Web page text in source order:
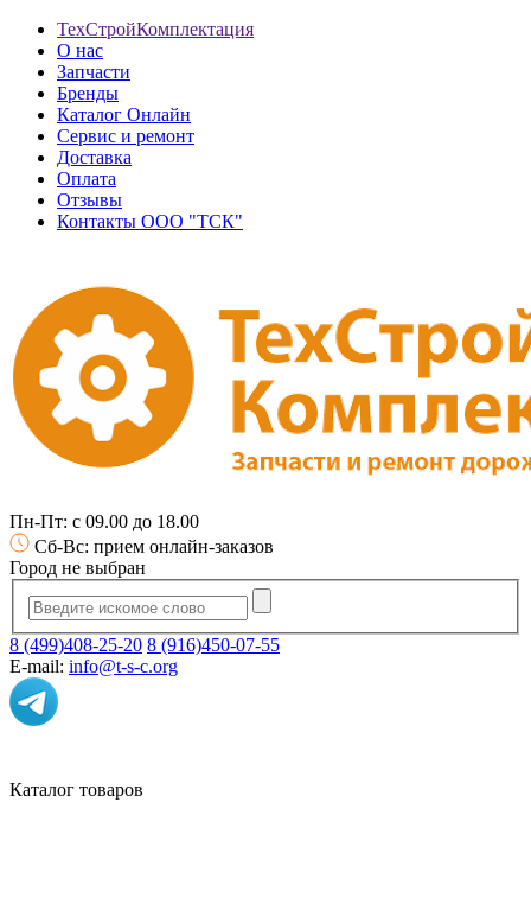
ТехСтройКомплектация
О нас
Запчасти
Бренды
Каталог Онлайн
Сервис и ремонт
Доставка
Оплата
Отзывы
Контакты ООО "ТСК"
Пн-Пт: с 09.00 до 18.00
Сб-Вс: прием онлайн-заказов
Город не выбран
8 (499)408-25-20 8 (916)450-07-55
E-mail: info@t-s-c.org
Каталог товаров